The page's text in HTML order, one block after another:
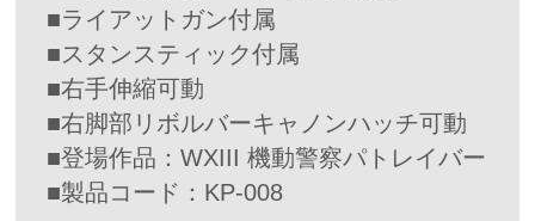
■ライアットガン付属
■スタンスティック付属
■右手伸縮可動
■右脚部リボルバーキャノンハッチ可動
■登場作品：WXIII 機動警察パトレイバー
■製品コード：KP-008